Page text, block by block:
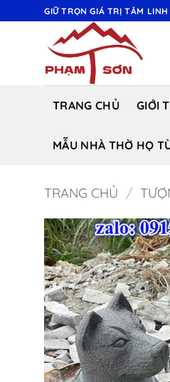
qua
GIỮ TRỌN GIÁ TRỊ TÂM LINH
TRANG CHỦ GIỚI
MẪU NHÀ THỜ HỌ
TRANG CHỦ /